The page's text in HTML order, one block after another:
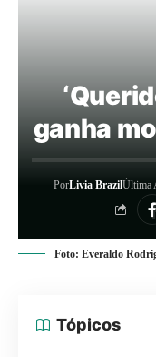
ganha
PorLivia BrazilÚltima
Foto: Everaldo
Tópicos